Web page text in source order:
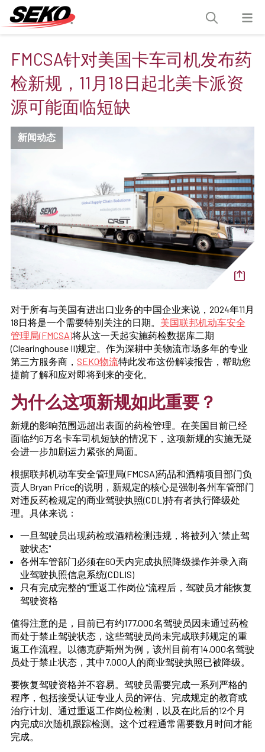
FMCSA针对美国卡车司机发布药
检新规，11月18日起北美卡派资
源可能面临短缺
新闻动态
对于所有与美国有进出口业务的中国企业来说，2024年11月
18日将是一个需要特别关注的日期。 美国联邦机动车安全
管理局(FMCSA)将从这一天起实施药检数据库二期
(Clearinghouse II)规定。作为深耕中美物流市场多年的专业
第三方服务商， SEKO物流特此发布这份解读报告，帮助您
提前了解和应对即将到来的变化。
为什么这项新规如此重要？
新规的影响范围远超出表面的药检管理。在美国目前已经
面临约6万名卡车司机短缺的情况下，这项新规的实施无疑
会进一步加剧运力紧张的局面。
根据联邦机动车安全管理局(FMCSA)药品和酒精项目部门负
责人Bryan Price的说明，新规定的核心是强制各州车管部门
对违反药检规定的商业驾驶执照(CDL)持有者执行降级处
理。具体来说：
一旦驾驶员出现药检或酒精检测违规，将被列入"禁止驾
驶状态"
各州车管部门必须在60天内完成执照降级操作并录入商
业驾驶执照信息系统(CDLIS)
只有完成完整的"重返工作岗位"流程后，驾驶员才能恢复
驾驶资格
值得注意的是，目前已有约177,000名驾驶员因未通过药检
而处于禁止驾驶状态，这些驾驶员尚未完成联邦规定的重
返工作流程。以德克萨斯州为例，该州目前有14,000名驾驶
员处于禁止状态，其中7,000人的商业驾驶执照已被降级。
要恢复驾驶资格并不容易。驾驶员需要完成一系列严格的
程序，包括接受认证专业人员的评估、完成规定的教育或
治疗计划、通过重返工作岗位检测，以及在此后的12个月
内完成6次随机跟踪检测。这个过程通常需要数月时间才能
完成。